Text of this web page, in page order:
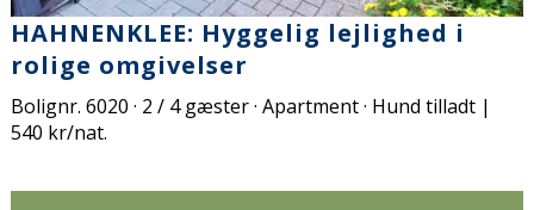
HAHNENKLEE: Hyggelig lejlighed i
rolige omgivelser
Bolignr. 6020 · 2 / 4 gæster · Apartment · Hund tilladt |
540 kr/nat.